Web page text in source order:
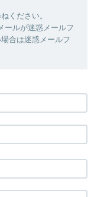
ください。
ールが迷惑メールフ
合は迷惑メールフ